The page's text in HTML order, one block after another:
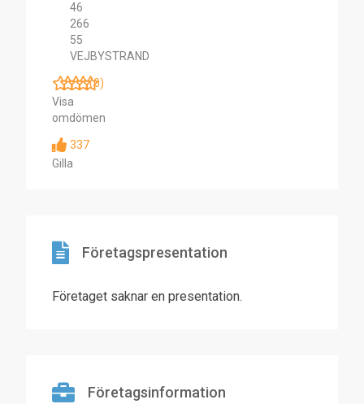
46
266
55
VEJBYSTRAND
(0)
Visa
omdömen
337
Gilla
Företagspresentation
Företaget saknar en presentation.
Företagsinformation